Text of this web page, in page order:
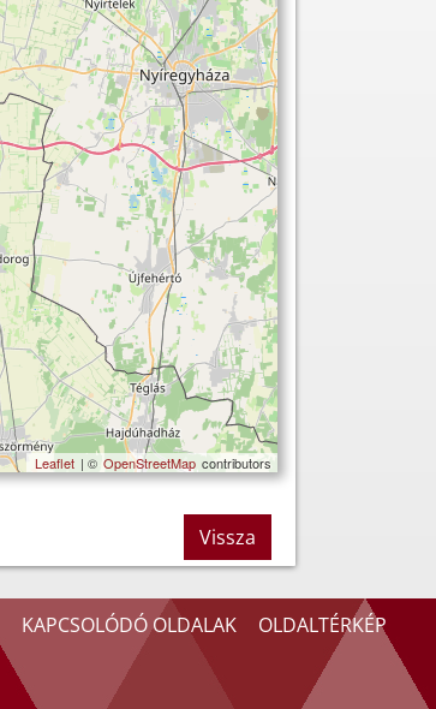
Leaflet | © OpenStreetMap contributors
Vissza
KAPCSOLÓDÓ OLDALAK OLDALTÉRKÉP